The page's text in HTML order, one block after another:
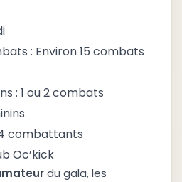
: Environ 15 combats
: 1 ou 2 combats
combattants
Oc’kick
mateurdu gala, les